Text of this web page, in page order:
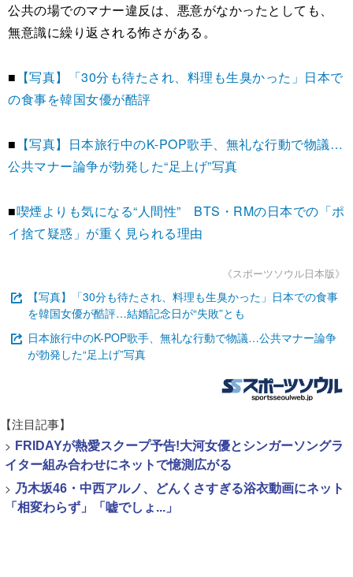
公共の場でのマナー違反は、悪意がなかったとしても、
無意識に繰り返される怖さがある。
■ 【写真】「30分も待たされ、料理も生臭かった」日本で
の食事を韓国女優が酷評
■ 【写真】日本旅行中のK-POP歌手、無礼な行動で物議…
公共マナー論争が勃発した“足上げ”写真
■喫煙よりも気になる“人間性” BTS・RMの日本での「ポ
イ捨て疑惑」が重く見られる理由
《スポーツソウル日本版》
【写真】「30分も待たされ、料理も生臭かった」日本での食事
を韓国女優が酷評…結婚記念日が“失敗”とも
日本旅行中のK-POP歌手、無礼な行動で物議…公共マナー論争
が勃発した“足上げ”写真
【注目記事】
> FRIDAYが熱愛スクープ予告!大河女優とシンガーソングラ
イター組み合わせにネットで憶測広がる
> 乃木坂46・中西アルノ、どんくさすぎる浴衣動画にネット
「相変わらず」「嘘でしょ...」